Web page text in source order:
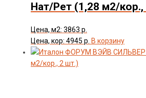
Нат/Рет (1,28 м2/
Цена, м2: 3863 р.
Цена, кор: 4945 р. В корзину